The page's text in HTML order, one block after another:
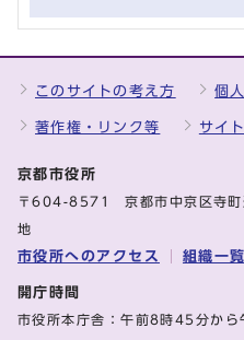
このサイトの考え方 個
著作権・リンク等 サイ
京都市役所
〒604-8571 京都市中京区寺町
地
市役所へのアクセス 組織一覧
開庁時間
市役所本庁舎：午前8時45分か